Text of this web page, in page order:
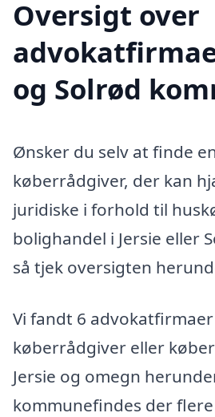
Oversigt over
og Solrød
Ønsker du selv at finde
køberrådgiver, der kan
juridiske i forhold til
bolighandel i Jersie eller
så tjek oversigten
Vi fandt 6 advokatfirmaer
køberrådgiver eller
Jersie og omegn
kommunefindes der